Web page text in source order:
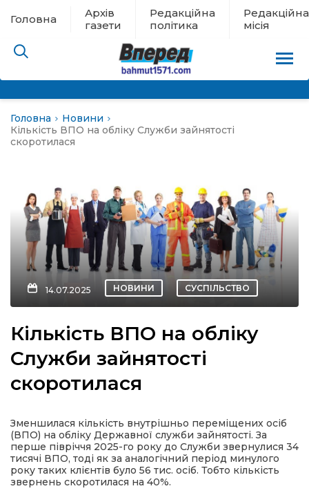
Головна
Архів
газети
Редакційна
політика
Редакційна
місія
новини
політика
Головна
Новини
Кількість ВПО на обліку Служби зайнятості
скоротилася
14.07.2025 НОВИНИ СУСПІЛЬСТВО
Кількість ВПО на обліку
Служби зайнятості
скоротилася
Зменшилася кількість внутрішньо переміщених осіб
(ВПО) на обліку Державної служби зайнятості. За
перше півріччя 2025-го року до Служби звернулися 34
тисячі ВПО, тоді як за аналогічний період минулого
року таких клієнтів було 56 тис. осіб. Тобто кількість
звернень скоротилася на 40%.